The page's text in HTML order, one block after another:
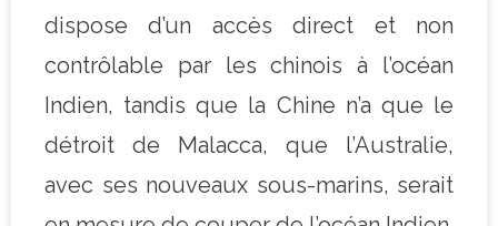
dispose d’un accès direct et non
contrôlable par les chinois à l’océan
Indien, tandis que la Chine n’a que le
détroit de Malacca, que l’Australie,
avec ses nouveaux sous-marins, serait